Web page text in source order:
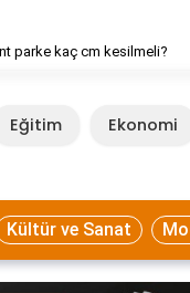
parke kaç cm kesilmeli?
Eğitim Ekonomi
Kültür ve Sanat